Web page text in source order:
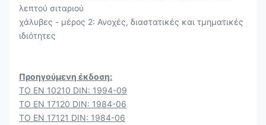
λεπτού σιταριού
χάλυβες - μέρος 2: Ανοχές, διαστατικές και τμηματικές
ιδιότητες
Προηγούμενη έκδοση:
ΤΟ EN 10210 DIN: 1994-09
ΤΟ EN 17120 DIN: 1984-06
ΤΟ EN 17121 DIN: 1984-06